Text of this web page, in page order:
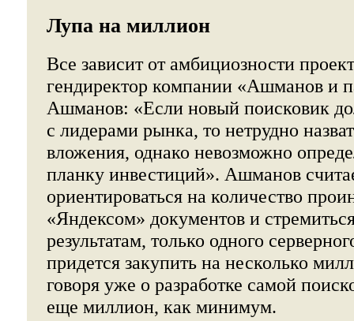
Лупа на миллион
Все зависит от амбициозности
гендиректор компании «Ашманов и
Ашманов: «Если новый поисковик
с лидерами рынка, то нетрудно
вложения, однако невозможно
планку инвестиций». Ашманов
ориентироваться на количество
«Яндексом» документов и
результатам, только одного
придется закупить на несколько
говоря уже о разработке самой
еще миллион, как минимум.